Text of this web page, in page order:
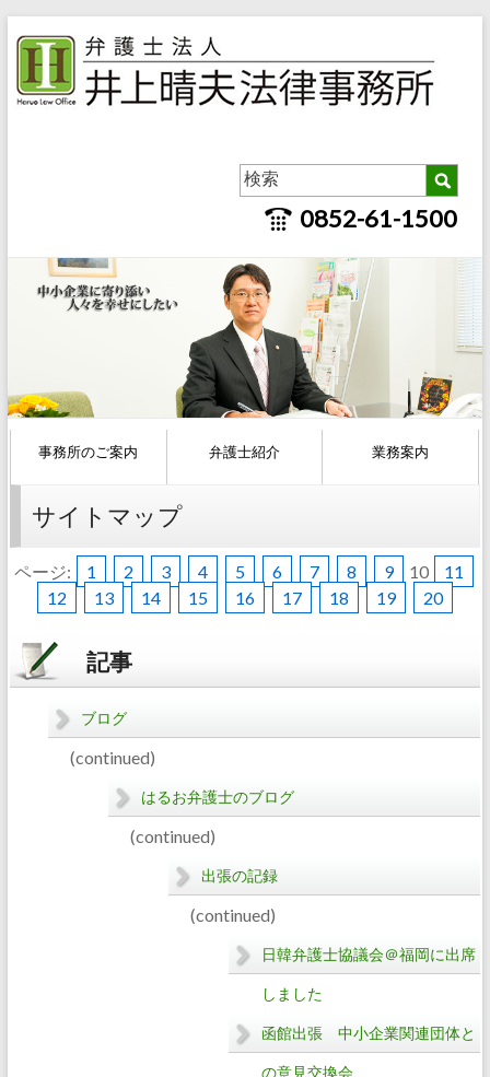
0852-61-1500
事務所のご案内 弁護士紹介 業務案内
サイトマップ
ページ: 1 2 3 4 5 6 7 8 9 10
11
12
13 14 15 16 17 18 19 20
記事
ブログ
(continued)
はるお弁護士のブログ
(continued)
出張の記録
(continued)
日韓弁護士協議会＠福岡に出席
しました
函館出張 中小企業関連団体と
の意見交換会